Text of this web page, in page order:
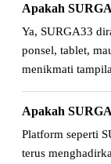
Apakah
Ya, SURGA33
ponsel, tablet,
menikmati
Apakah
Platform seperti
terus